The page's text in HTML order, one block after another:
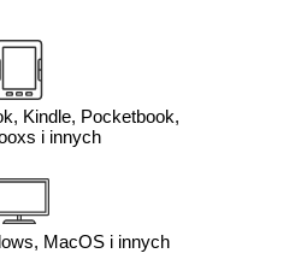
Kindle, Pocketbook,
i innych
MacOS i innych